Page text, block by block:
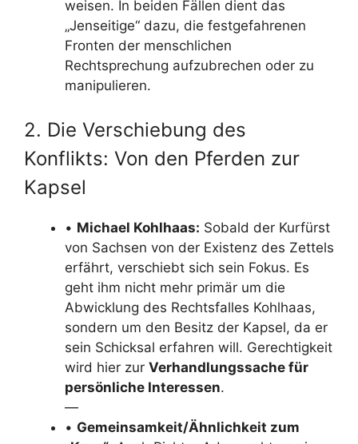
weisen. In beiden Fällen dient das
„Jenseitige“ dazu, die festgefahrenen
Fronten der menschlichen
Rechtsprechung aufzubrechen oder zu
manipulieren.
2. Die Verschiebung des
Konflikts: Von den Pferden zur
Kapsel
• Michael Kohlhaas: Sobald der Kurfürst
von Sachsen von der Existenz des Zettels
erfährt, verschiebt sich sein Fokus. Es
geht ihm nicht mehr primär um die
Abwicklung des Rechtsfalles Kohlhaas,
sondern um den Besitz der Kapsel, da er
sein Schicksal erfahren will. Gerechtigkeit
wird hier zur Verhandlungssache für
persönliche Interessen.
—
• Gemeinsamkeit/Ähnlichkeit zum